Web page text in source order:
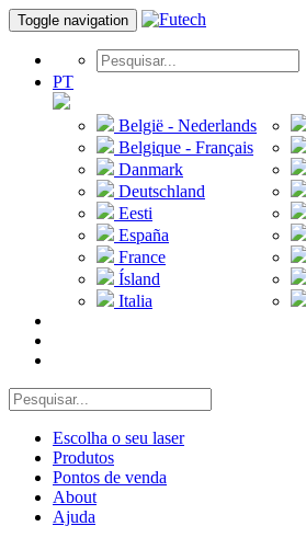
Toggle navigation
PT
België - Nederlands
Belgique - Français
Danmark
Deutschland
Eesti
España
France
Ísland
Italia
Escolha o seu laser
Produtos
Pontos de venda
About
Ajuda